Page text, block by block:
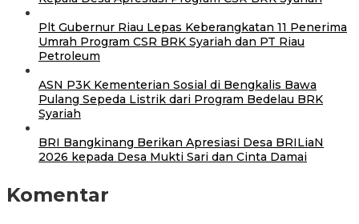
Plt Gubernur Riau Lepas Keberangkatan 11 Penerima
Umrah Program CSR BRK Syariah dan PT Riau
Petroleum
ASN P3K Kementerian Sosial di Bengkalis Bawa
Pulang Sepeda Listrik dari Program Bedelau BRK
Syariah
BRI Bangkinang Berikan Apresiasi Desa BRILiaN
2026 kepada Desa Mukti Sari dan Cinta Damai
Komentar